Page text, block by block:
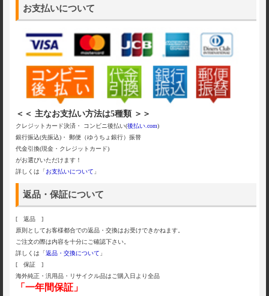
お支払いについて
＜＜ 主なお支払い方法は5種類 ＞＞
クレジットカード決済・ コンビニ後払い(後払い.com)
銀行振込(先振込)・ 郵便（ゆうちょ銀行）振替
代金引換(現金・クレジットカード)
がお選びいただけます！
詳しくは「お支払いについて 」
返品・保証について
[ 返品 ]
原則としてお客様都合での返品・交換はお受けできかねます。
ご注文の際は内容を十分にご確認下さい。
詳しくは「返品・交換について 」
[ 保証 ]
海外純正・汎用品・リサイクル品はご購入日より全品
「一年間保証」